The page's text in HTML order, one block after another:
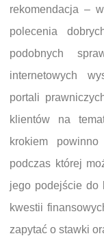
rekomendacja –
polecenia
podobnych
internetowych
portali
klientów na
krokiem
podczas której
jego podejście do
kwestii
zapytać o stawki